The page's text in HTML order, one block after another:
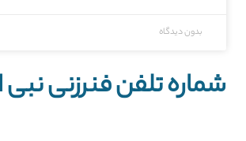
بدون دیدگاه
شماره تلفن فنرزنی نبی